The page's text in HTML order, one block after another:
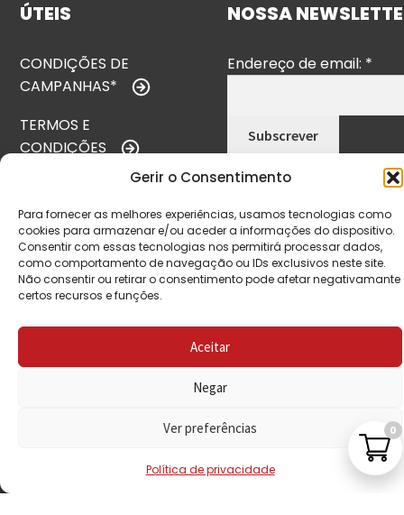
Gerir o Consentimento
Para fornecer as melhores experiências, usamos tecnologias como
cookies para armazenar e/ou aceder a informações do dispositivo.
Consentir com essas tecnologias nos permitirá processar dados,
como comportamento de navegação ou IDs exclusivos neste site.
Não consentir ou retirar o consentimento pode afetar negativamante
certos recursos e funções.
Aceitar
Negar
Ver preferências
Política de privacidade
ÚTEIS
CONDIÇÕES DE
CAMPANHAS*
TERMOS E
CONDIÇÕES
PRIVACIDADE
POLÍTICA DE
REEMBOLSO
RECLAMAÇÕES
NOSSA
Endereço de email: *
0